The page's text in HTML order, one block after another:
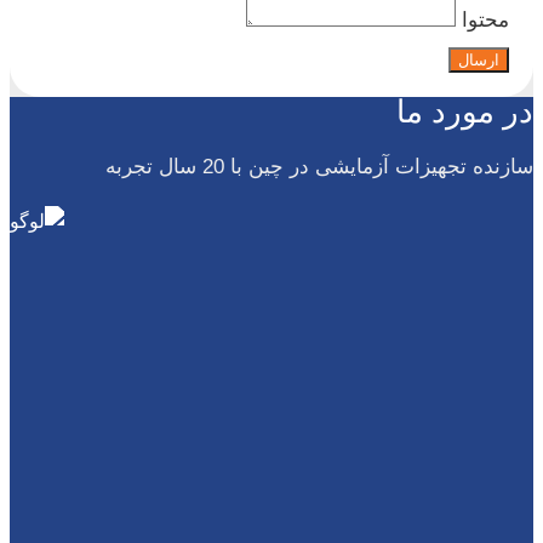
محتوا
ارسال
در مورد ما
سازنده تجهیزات آزمایشی در چین با 20 سال تجربه